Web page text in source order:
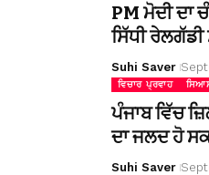
PM ਮੋਦੀ ਦਾ
ਸਿੱਧੀ
Suhi Saver
ਵਿਚਾਰ ਪ੍ਰਵਾਹ
ਪੰਜਾਬ ਵਿੱਚ
ਦਾ ਜਲਦ ਹੋ
Suhi Saver